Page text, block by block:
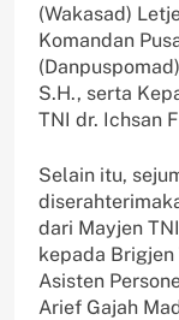
(Wakasad)
Komandan
S.H., serta
TNI dr. Ichsan
Selain itu,
dari Mayjen
kepada Brigjen
Asisten
Arief Gajah